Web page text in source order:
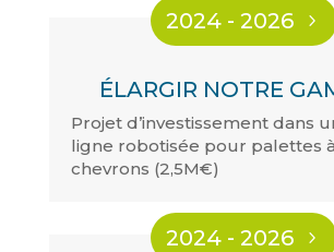
2024 - 2026
ÉLARGIR NOTRE
Projet d’investissement dans
ligne robotisée pour palettes à
chevrons (2,5M€)
2024 - 2026